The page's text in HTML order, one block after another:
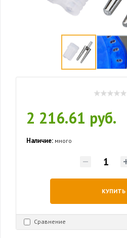
2 216.61 руб.
Наличие: много
КУПИТЬ
Сравнение